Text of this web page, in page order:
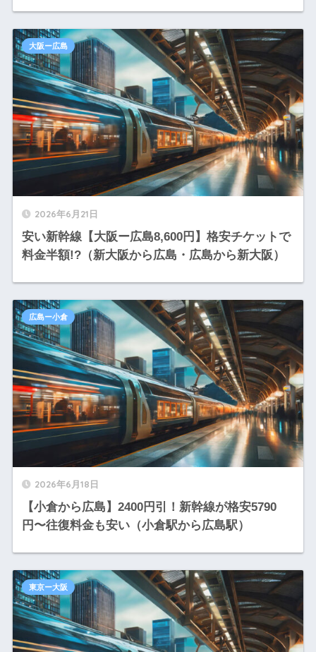
2026年6月21日
安い新幹線【大阪ー広島8,600円】格安チケットで
料金半額!?（新大阪から広島・広島から新大阪）
大阪ー広島
2026年6月18日
【小倉から広島】2400円引！新幹線が格安5790
円〜往復料金も安い（小倉駅から広島駅）
広島ー小倉
東京ー大阪